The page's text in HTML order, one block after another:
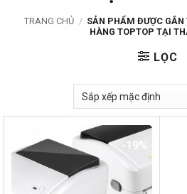
TRANG CHỦ / SẢN PHẨM ĐƯỢC GẮN
HÀNG TOPTOP TẠI
LỌC
-19%